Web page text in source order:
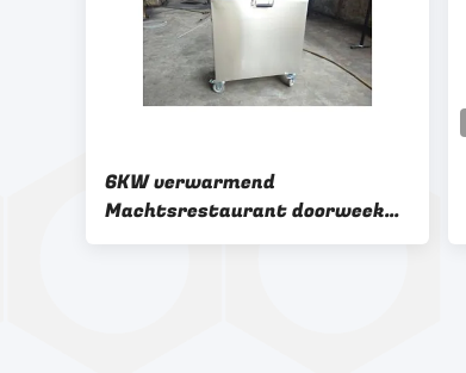
6KW verwarmend
Machtsrestaurant doorweek
Tank 360L voor Vet Hood Filter